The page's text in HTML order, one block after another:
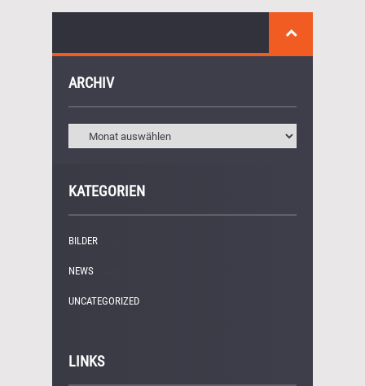
ARCHIV
KATEGORIEN
BILDER
NEWS
UNCATEGORIZED
LINKS